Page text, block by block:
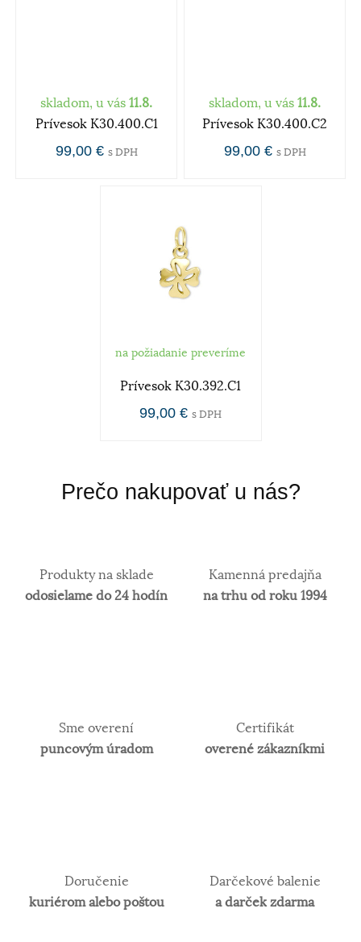
skladom, u vás 11.8.
Prívesok K30.400.C1
99,00 € s DPH
skladom, u vás 11.8.
Prívesok K30.400.C2
99,00 € s DPH
na požiadanie preveríme
Prívesok K30.392.C1
99,00 € s DPH
Prečo nakupovať u nás?
Produkty na sklade
odosielame do 24 hodín
Kamenná predajňa
na trhu od roku 1994
Sme overení
puncovým úradom
Certifikát
overené zákazníkmi
Doručenie
kuriérom alebo poštou
Darčekové balenie
a darček zdarma